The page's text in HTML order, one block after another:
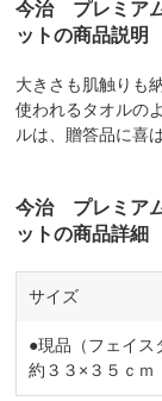
今治 プレミア
ットの商品説明
大きさも肌触りも
使われるタオルの
ルは、贈答品に喜
今治 プレミア
ットの商品詳細
サイズ
●現品（フェイス
約３３×３５ｃｍ